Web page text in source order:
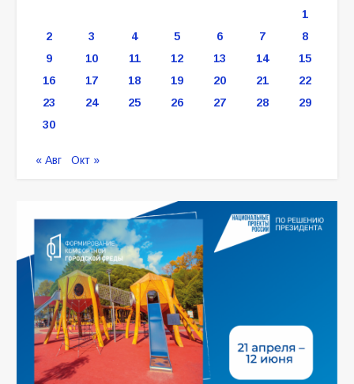
1
2
3 4 5 6 7
8
9
10 11 12 13 14
15
16
17 18 19 20 21
22
23
24 25 26 27 28
29
30
« Авг Окт »